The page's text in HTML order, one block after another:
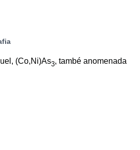
(Co,Ni)As3, també anomenada